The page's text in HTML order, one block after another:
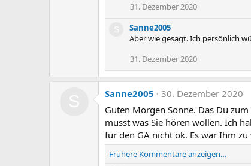
31. Dezember 2020
S
Sanne2005
Aber wie gesagt. Ich persönlich
31. Dezember 2020
S Sanne2005
30. Dezember 2020
Guten Morgen Sonne. Das Du
musst was Sie hören wollen. Ich
für den GA nicht ok. Es war Ihm
Frühere Kommentare anzeigen…